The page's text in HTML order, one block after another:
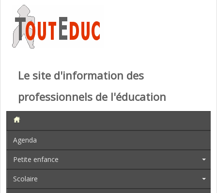
Le site d'information des
professionnels de l'éducation
Agenda
Petite enfance
Scolaire